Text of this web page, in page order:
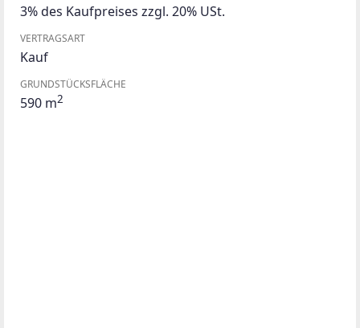
3% des Kaufpreises zzgl. 20% USt.
VERTRAGSART
Kauf
GRUNDSTÜCKSFLÄCHE
590 m2